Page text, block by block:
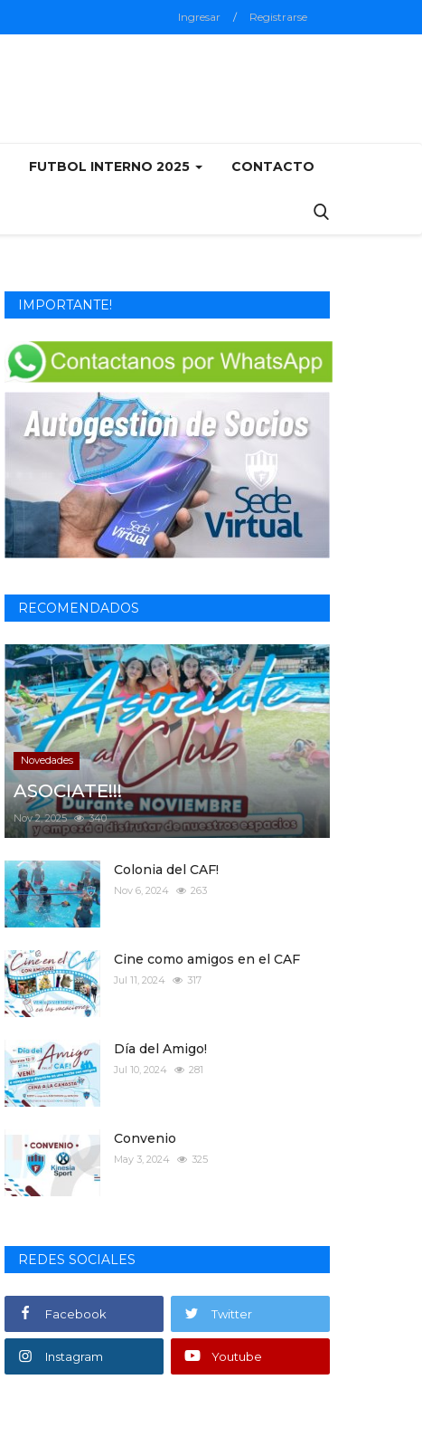
Ingresar / Registrarse
FUTBOL INTERNO 2025 CONTACTO
IMPORTANTE!
RECOMENDADOS
Novedades
ASOCIATE!!!
Nov 2, 2025 340
Colonia del CAF!
Nov 6, 2024 263
Cine como amigos en el CAF
Jul 11, 2024 317
Día del Amigo!
Jul 10, 2024 281
Convenio
May 3, 2024 325
REDES SOCIALES
Facebook Twitter
Instagram Youtube